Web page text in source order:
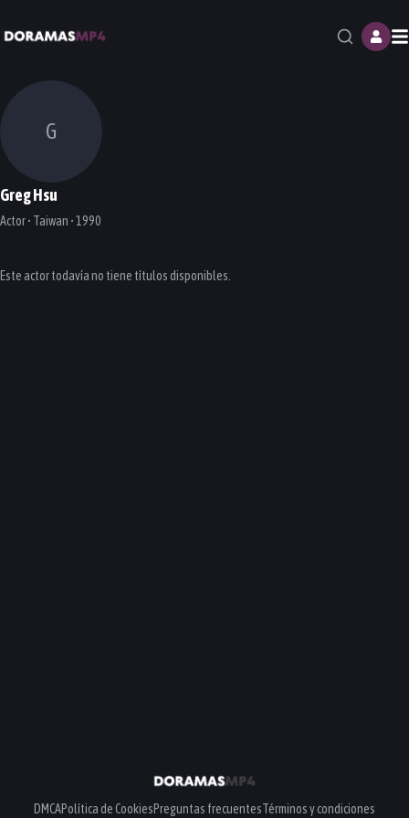
G
Greg Hsu
Actor • Taiwan • 1990
Este actor todavía no tiene títulos disponibles.
DMCAPolítica de CookiesPreguntas frecuentesTérminos y condiciones